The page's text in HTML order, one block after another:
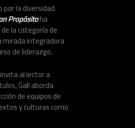
la diversidad
Propósitoha
la categoría de
mirada integradora
de liderazgo.
al lector a
Gall aborda
de equipos de
y culturas como